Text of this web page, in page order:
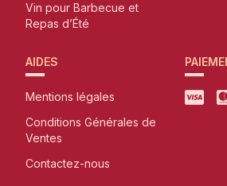
Vin pour Barbecue et
Repas d’Été
AIDES
Mentions légales
Conditions Générales de
Ventes
Contactez-nous